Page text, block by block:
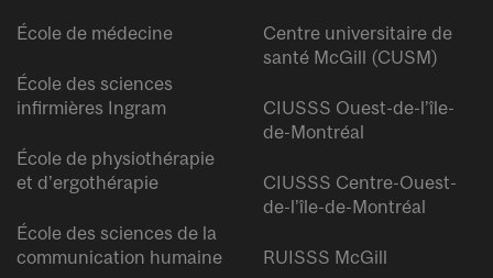
École de médecine
École des sciences
infirmières Ingram
École de physiothérapie
et d’ergothérapie
École des sciences de la
communication humaine
Centre universitaire de
santé McGill (CUSM)
CIUSSS Ouest-de-l’île-
de-Montréal
CIUSSS Centre-Ouest-
de-l’île-de-Montréal
RUISSS McGill